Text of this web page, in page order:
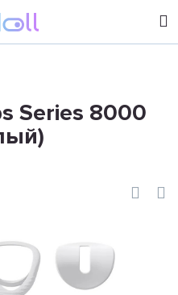
Series 8000